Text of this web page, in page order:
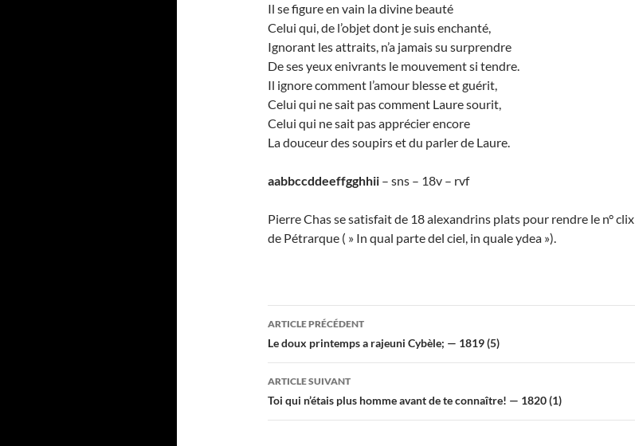
Il se figure en vain la divine beauté
Celui qui, de l’objet dont je suis enchanté,
Ignorant les attraits, n’a jamais su surprendre
De ses yeux enivrants le mouvement si tendre.
Il ignore comment l’amour blesse et guérit,
Celui qui ne sait pas comment Laure sourit,
Celui qui ne sait pas apprécier encore
La douceur des soupirs et du parler de Laure.
aabbccddeeffgghhii – sns – 18v – rvf
Pierre Chas se satisfait de 18 alexandrins plats pour rendre le n° clix
de Pétrarque ( » In qual parte del ciel, in quale ydea »).
Navigation
des
articles
ARTICLE PRÉCÉDENT
Le doux printemps a rajeuni Cybèle; — 1819 (5)
ARTICLE SUIVANT
Toi qui n’étais plus homme avant de te connaître! — 1820 (1)